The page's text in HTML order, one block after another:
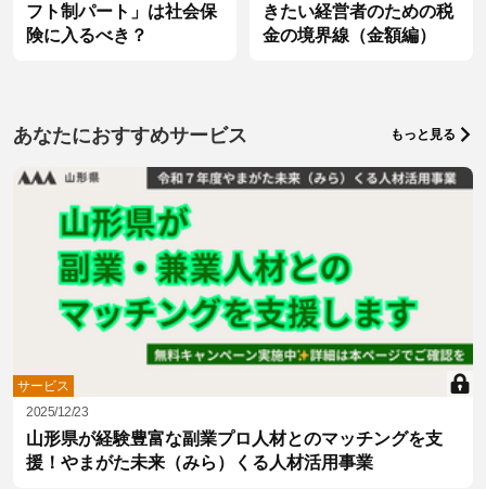
フト制パート」は社会保
険に入るべき？
きたい経営者のための税
金の境界線（金額編）
あなたにおすすめサービス もっと見る
サービス
2025/12/23
山形県が経験豊富な副業プロ人材とのマッチングを支
援！やまがた未来（みら）くる人材活用事業